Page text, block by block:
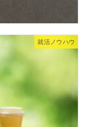
就活ノウハウ